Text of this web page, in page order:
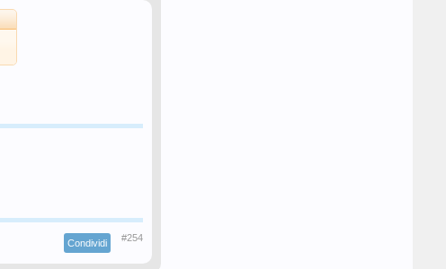
Condividi #254